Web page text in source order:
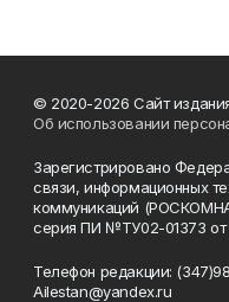
© 2020-2026 Сайт
Об использовании
Зарегистрировано
связи, информационных
коммуникаций
серия ПИ №ТУ02-01373 от
Телефон редакции:
Ailestan@yandex.ru